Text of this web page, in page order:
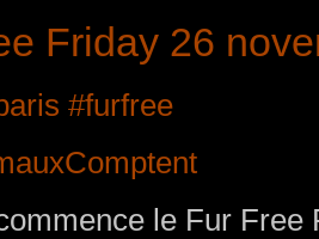
Friday 26
#furfree
le Fur Free